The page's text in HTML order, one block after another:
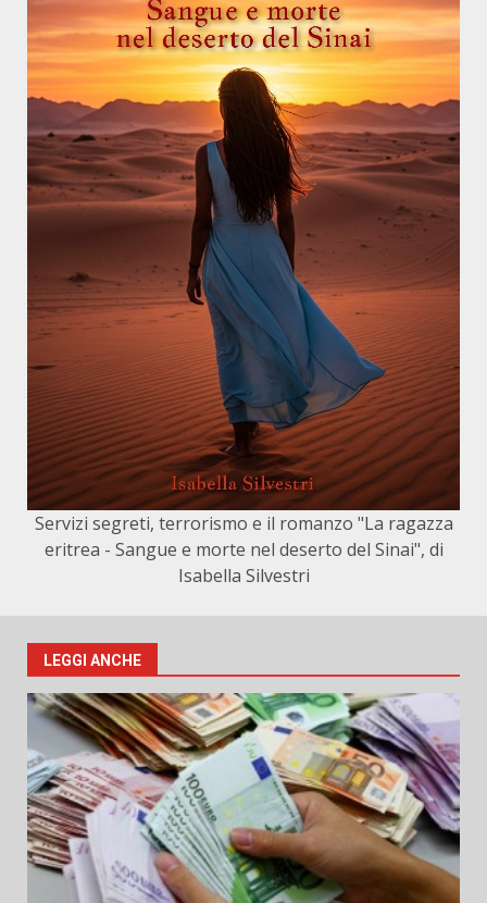
Servizi segreti, terrorismo e il romanzo "La ragazza
eritrea - Sangue e morte nel deserto del Sinai", di
Isabella Silvestri
LEGGI ANCHE